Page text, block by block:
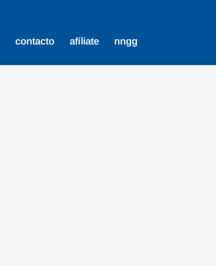
contacto afíliate nngg